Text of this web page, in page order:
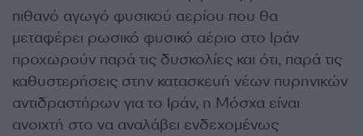
πιθανό αγωγό φυσικού αερίου που θα
μεταφέρει ρωσικό φυσικό αέριο στο Ιράν
προχωρούν παρά τις δυσκολίες και ότι, παρά τις
καθυστερήσεις στην κατασκευή νέων πυρηνικών
αντιδραστήρων για το Ιράν, η Μόσχα είναι
ανοιχτή στο να αναλάβει ενδεχομένως